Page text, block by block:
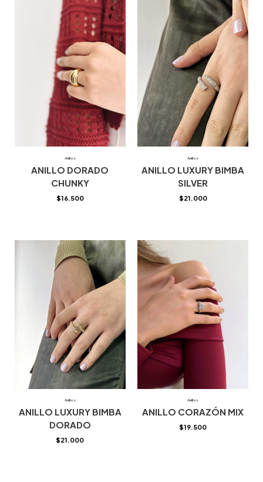
Anillos
ANILLO DORADO
CHUNKY
$16.500
Anillos
ANILLO LUXURY BIMBA
SILVER
$21.000
Anillos
ANILLO LUXURY BIMBA
DORADO
$21.000
Anillos
ANILLO CORAZÓN MIX
$19.500